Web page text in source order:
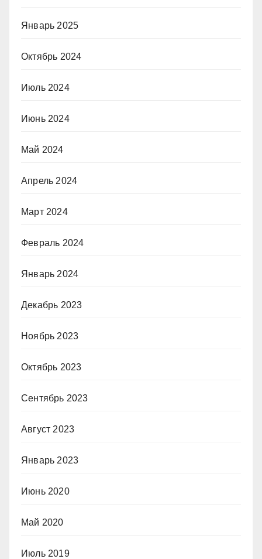
Январь 2025
Октябрь 2024
Июль 2024
Июнь 2024
Май 2024
Апрель 2024
Март 2024
Февраль 2024
Январь 2024
Декабрь 2023
Ноябрь 2023
Октябрь 2023
Сентябрь 2023
Август 2023
Январь 2023
Июнь 2020
Май 2020
Июль 2019